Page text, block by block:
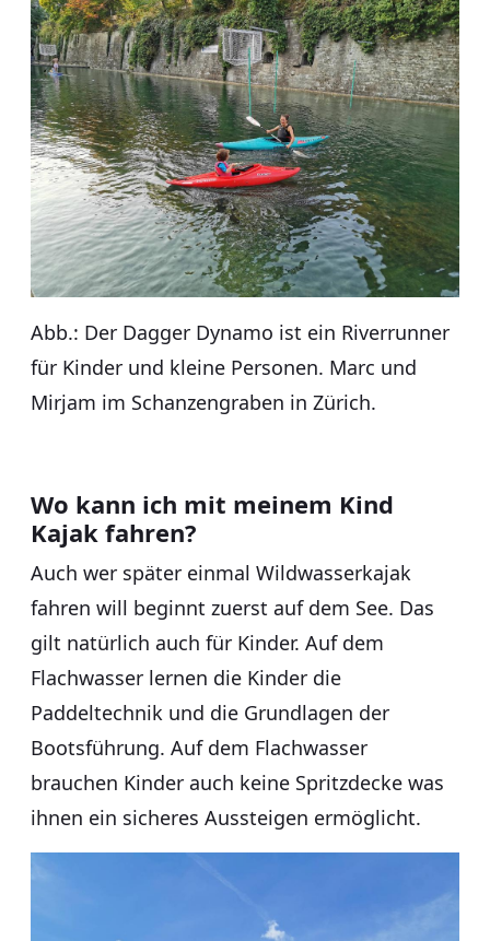
Abb.: Der Dagger Dynamo ist ein Riverrunner
für Kinder und kleine Personen. Marc und
Mirjam im Schanzengraben in Zürich.
Wo kann ich mit meinem Kind
Kajak fahren?
Auch wer später einmal Wildwasserkajak
fahren will beginnt zuerst auf dem See. Das
gilt natürlich auch für Kinder. Auf dem
Flachwasser lernen die Kinder die
Paddeltechnik und die Grundlagen der
Bootsführung. Auf dem Flachwasser
brauchen Kinder auch keine Spritzdecke was
ihnen ein sicheres Aussteigen ermöglicht.